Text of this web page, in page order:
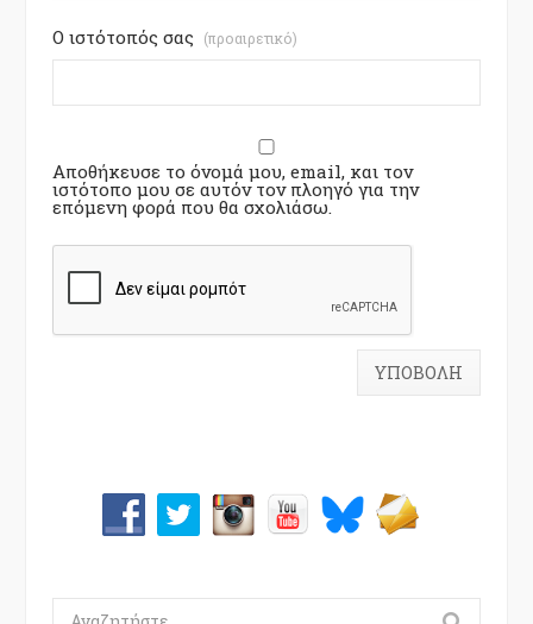
Ο ιστότοπός σας (προαιρετικό)
Αποθήκευσε το όνομά μου, email, και τον
ιστότοπο μου σε αυτόν τον πλοηγό για την
επόμενη φορά που θα σχολιάσω.
Search